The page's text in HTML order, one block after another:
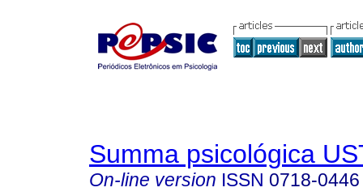
Summa psicológica
On-line version ISSN 0718-0446